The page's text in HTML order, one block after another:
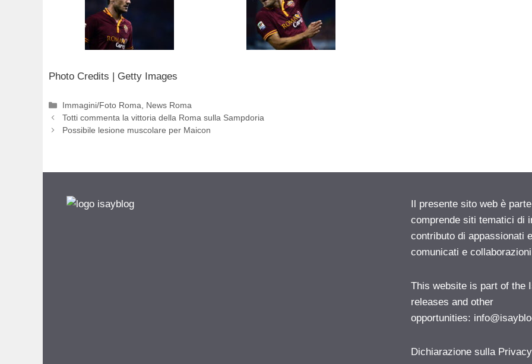
Photo Credits | Getty Images
Categorie
Immagini/Foto Roma
News Roma
Totti commenta la vittoria della Roma sulla Sampdoria
Possibile lesione muscolare per Maicon
Il presente sito web è
comprende siti tematici di
contributo di appassionati
comunicati e
This website is part of the
releases and other
opportunities:
Dichiarazione sulla